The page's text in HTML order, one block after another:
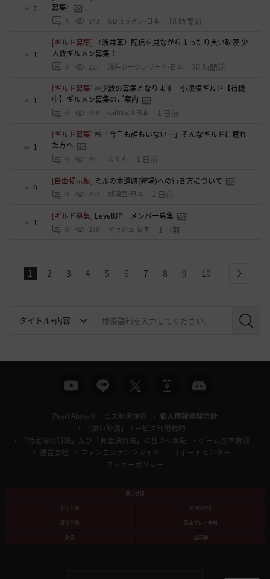
2
募集‼️
4 143 GDまっきぃ-日本 18 時間前
1
[ギルド募集]
〈浅井軍〉配信を見ながらまったり黒い砂漠 少
人数ギルメン募集！
0 127 浅井ジークフリード-日本 20 時間前
1
[ギルド募集] ※少数の募集となります 小規模ギルド【待機
中】ギルメン募集のご案内
0 229 saltNaCl-日本 1 日前
1
[ギルド募集] 🌸「今日も誰もいない…」そんなギルドに疲れ
た方へ
0 267 まそん 1 日前
0
[自由掲示板] ミルの木遺跡(狩場)への行き方について
0 252 威璃亜-日本 1 日前
1
[ギルド募集] LevelUP メンバー募集
0 230 ドゥジュ-日本 1 日前
1 2 3 4 5 6 7 8 9 10 next
検
Pearl Abyssサービス利用規約
個人情報処理方針
「黒い砂漠」サービス利用規約
「特定商取引法」及び「資金決済法」に基づく表記
ゲーム基本情報
運営会社
ファンコンテンツガイド
サポートセンター
クッキーポリシー
黒い砂漠
ジャンル
MMORPG
課金形態
基本プレイ無料
対象
全年齢